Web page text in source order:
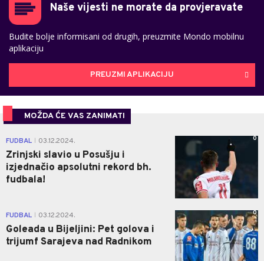
Naše vijesti ne morate da provjeravate
Budite bolje informisani od drugih, preuzmite Mondo mobilnu
aplikaciju
PREUZMI APLIKACIJU
MOŽDA ĆE VAS ZANIMATI
FUDBAL 03.12.2024.
Zrinjski slavio u Posušju i
izjednačio apsolutni rekord bh.
fudbala!
0
FUDBAL 03.12.2024.
Goleada u Bijeljini: Pet golova i
trijumf Sarajeva nad Radnikom
0